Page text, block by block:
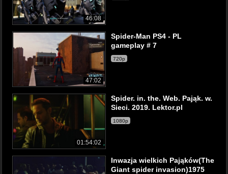
46:08
47:02
Spider-Man PS4 - PL
gameplay # 7
720p
01:54:02
Spider. in. the. Web. Pająk. w.
Sieci. 2019. Lektor.pl
1080p
Inwazja wielkich Pająków(The
Giant spider invasion)1975